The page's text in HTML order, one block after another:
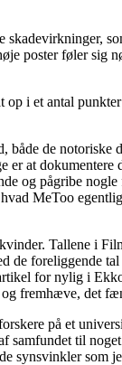
skadevirkninger,
poster føler sig
op i et antal
de notoriske
er at dokumentere
og pågribe nogle
MeToo
Tallene i
de foreliggende
for nylig i
fremhæve, det
på et
samfundet til
synsvinkler som